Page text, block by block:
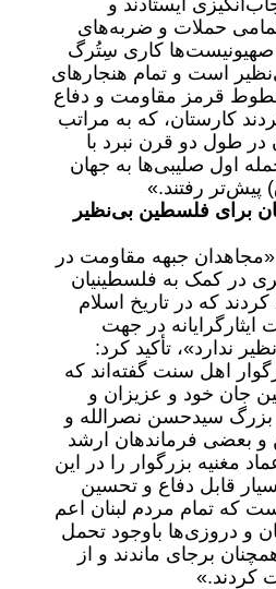
ایستادند و
حملات و ضربه‌های
صهیونیست‌ها کاری سِتُرگ
است و تمام هنجار‌های
قرمز مقاومت و دفاع
کارستان، که به مراتب
در طول دو قرن نبرد با
اول صلیبی‌ها به جهان
برای فلسطین بی‌نظیر
«مجاهدان جبهه‌ مقاومت در
در کمک به فلسطینیان
که در تاریخ اسلام
ایثارگرایانه در جهت
ندارد»، تأکید کرد:
اهل سنت گفته‌اند که
جان خود و عزیزان و
بزرگ سیدحسن نصرالله و
بعضی فرماندهان ارشد
مغنیه بزرگوار را در این
قابل دفاع و تحسین
که تمام مردم لبنان اعم
و دروزی‌ها باوجود تحمل
برجای ماندند و از
کردند.»